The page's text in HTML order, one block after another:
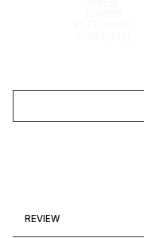
REVIEW